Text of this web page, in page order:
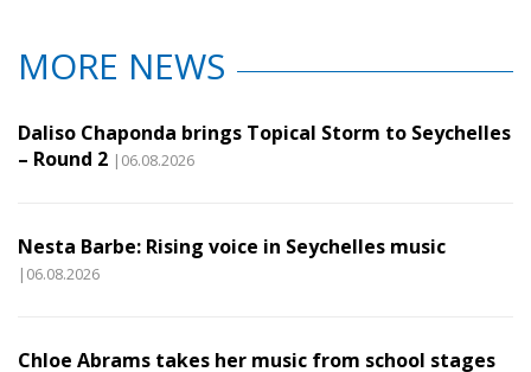
MORE NEWS
Daliso Chaponda brings Topical Storm to Seychelles
– Round 2 |06.08.2026
Nesta Barbe: Rising voice in Seychelles music
|06.08.2026
Chloe Abrams takes her music from school stages